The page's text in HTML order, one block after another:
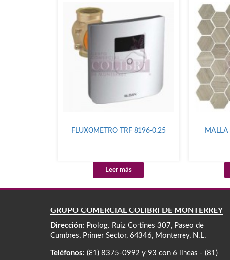
FLUXOMETRO TRF 8196-0.25
Leer más
MALLA
GRUPO COMERCIAL COLIBRÍ DE MONTERREY
Dirección: Prolog. Ruiz Cortines 307, Paseo de
Cumbres, Primer Sector, 64346, Monterrey, N.L.
Teléfonos: (81) 8375-0992 y 93 con 6 líneas - (81)